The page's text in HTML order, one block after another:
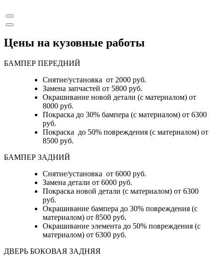
Цены на кузовные работы
БАМПЕР ПЕРЕДНИЙ
Снятие/установка от 2000 руб.
Замена запчастей от 5800 руб.
Окрашивание новой детали (с материалом) от
8000 руб.
Покраска до 30% бампера (с материалом) от 6300
руб.
Покраска до 50% повреждения (с материалом) от
8500 руб.
БАМПЕР ЗАДНИЙ
Снятие/установка от 6000 руб.
Замена детали от 6000 руб.
Покраска новой детали (с материалом) от 6300
руб.
Окрашивание бампера до 30% повреждения (с
материалом) от 8500 руб.
Окрашивание элемента до 50% повреждения (с
материалом) от 6300 руб.
ДВЕРЬ БОКОВАЯ ЗАДНЯЯ